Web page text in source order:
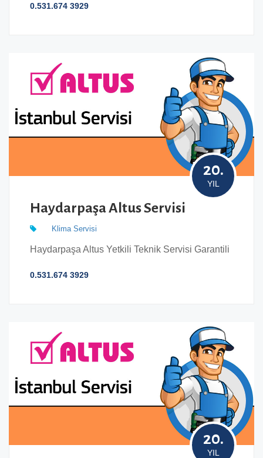
0.531.674 3929
20.
YIL
Haydarpaşa Altus Servisi
Klima Servisi
Haydarpaşa Altus Yetkili Teknik Servisi Garantili
0.531.674 3929
20.
YIL